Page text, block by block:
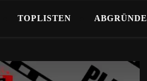
TOPLISTEN ABGRÜNDE